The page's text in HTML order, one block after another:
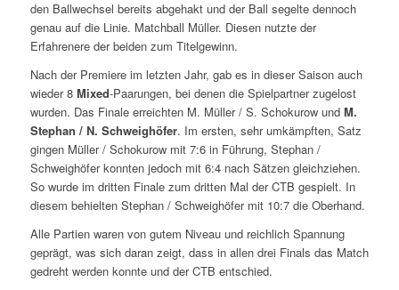
den Ballwechsel bereits abgehakt und der Ball segelte dennoch
genau auf die Linie. Matchball Müller. Diesen nutzte der
Erfahrenere der beiden zum Titelgewinn.
Nach der Premiere im letzten Jahr, gab es in dieser Saison auch
wieder 8 Mixed-Paarungen, bei denen die Spielpartner zugelost
wurden. Das Finale erreichten M. Müller / S. Schokurow und M.
Stephan / N. Schweighöfer. Im ersten, sehr umkämpften, Satz
gingen Müller / Schokurow mit 7:6 in Führung, Stephan /
Schweighöfer konnten jedoch mit 6:4 nach Sätzen gleichziehen.
So wurde im dritten Finale zum dritten Mal der CTB gespielt. In
diesem behielten Stephan / Schweighöfer mit 10:7 die Oberhand.
Alle Partien waren von gutem Niveau und reichlich Spannung
geprägt, was sich daran zeigt, dass in allen drei Finals das Match
gedreht werden konnte und der CTB entschied.